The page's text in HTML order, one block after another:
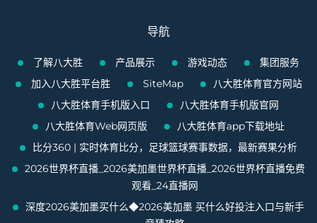
导航
了解八大胜 产品展示 游戏动态
集团服务
加入八大胜平台胜
SiteMap
八大胜体育官方网站
八大胜体育手机版入口
八大胜体育手机版官网
八大胜体育Web网页版
八大胜体育app下载地址
比分360 | 实时体育比分，足球篮球赛事数据，最新赛果分析
2026世界杯直播_2026美加墨世界杯直播_2026世界杯直播免费
观看_24直播网
深度2026美加墨买什么◆2026美加墨 买什么好投注入口与新手